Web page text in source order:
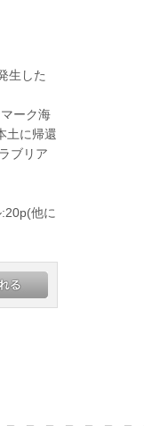
生した
ーク海
土に帰還
ブリア
他に